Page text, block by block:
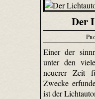
Der
Einer der
unter den
neuerer Zeit
Zwecke
ist der